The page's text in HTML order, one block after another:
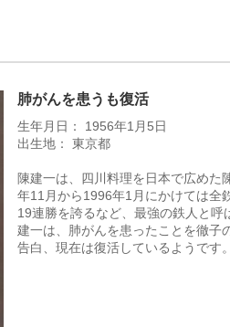
肺がんを患うも復活
生年月日： 1956年1月5日
出生地： 東京都
陳建一は、四川料理を日本で広めた
年11月から1996年1月にかけては全
19連勝を誇るなど、最強の鉄人と呼
建一は、肺がんを患ったことを徹子
告白、現在は復活しているようです。